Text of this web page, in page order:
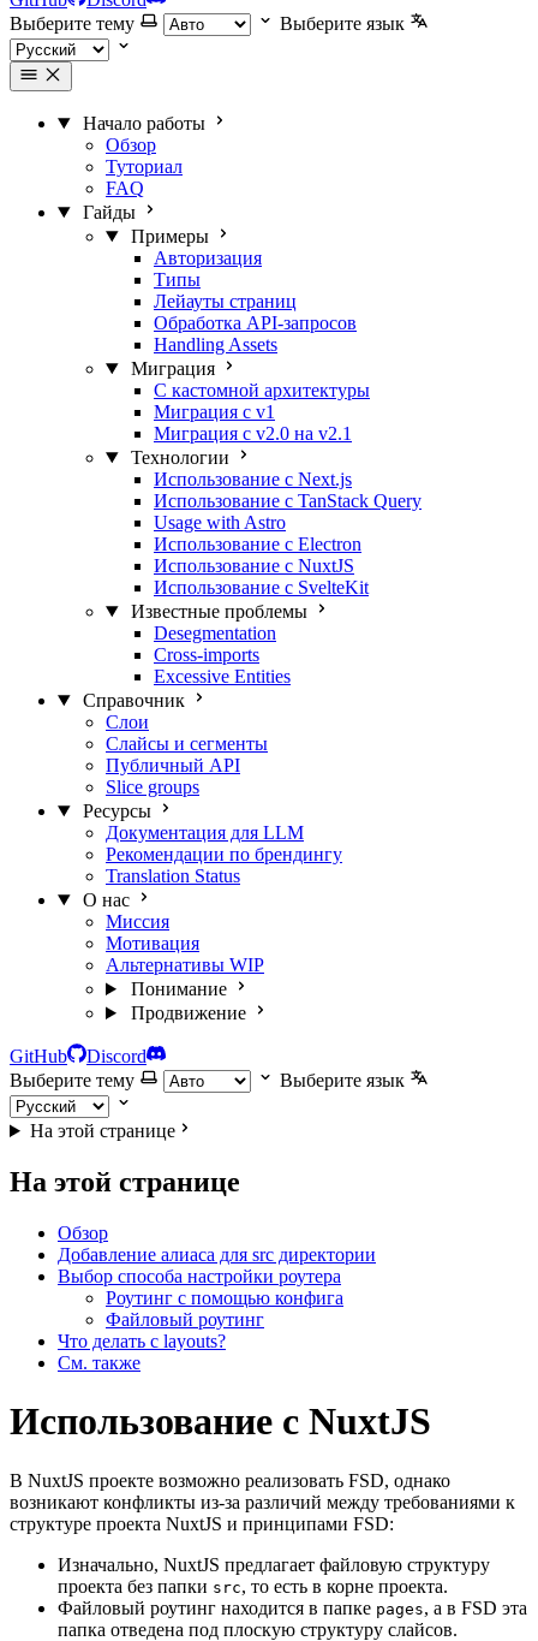
Выберите тему
Выберите язык
Начало работы
Обзор
Туториал
FAQ
Гайды
Примеры
Авторизация
Типы
Лейауты страниц
Обработка API-запросов
Handling Assets
Миграция
С кастомной архитектуры
Миграция с v1
Миграция с v2.0 на v2.1
Технологии
Использование с Next.js
Использование с TanStack Query
Usage with Astro
Использование с Electron
Использование с NuxtJS
Использование с SvelteKit
Известные проблемы
Desegmentation
Cross-imports
Excessive Entities
Справочник
Слои
Слайсы и сегменты
Публичный API
Slice groups
Ресурсы
Документация для LLM
Рекомендации по брендингу
Translation Status
О нас
Миссия
Мотивация
Альтернативы WIP
Понимание
Продвижение
GitHub
Discord
Выберите тему
Выберите язык
На этой странице
На этой странице
Обзор
Добавление алиаса для src директории
Выбор способа настройки роутера
Роутинг с помощью конфига
Файловый роутинг
Что делать с layouts?
См. также
Использование с NuxtJS
В NuxtJS проекте возможно реализовать FSD, однако
возникают конфликты из-за различий между требованиями к
структуре проекта NuxtJS и принципами FSD:
Изначально, NuxtJS предлагает файловую структуру
проекта без папки src, то есть в корне проекта.
Файловый роутинг находится в папке pages, а в FSD эта
папка отведена под плоскую структуру слайсов.